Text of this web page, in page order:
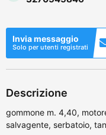
Invia messaggio
Solo per utenti registrati
Descrizione
gommone m. 4,40,
salvagente, serbatoio,